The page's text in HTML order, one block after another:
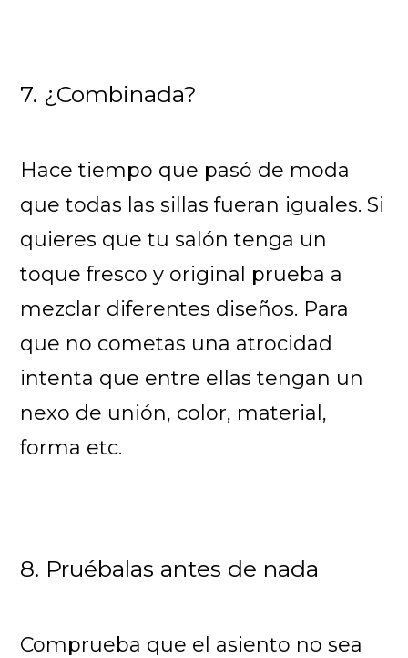
7. ¿Combinada?
Hace tiempo que pasó de moda
que todas las sillas fueran iguales. Si
quieres que tu salón tenga un
toque fresco y original prueba a
mezclar diferentes diseños. Para
que no cometas una atrocidad
intenta que entre ellas tengan un
nexo de unión, color, material,
forma etc.
8. Pruébalas antes de nada
Comprueba que el asiento no sea